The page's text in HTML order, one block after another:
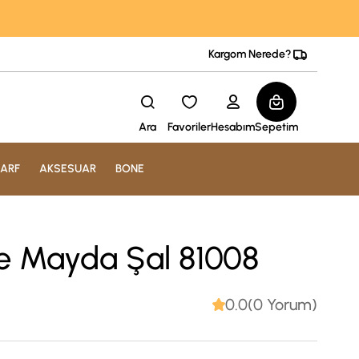
Kargom Nerede?
Ara FavorilerHesabımSepetim
AKSESUAR BONE
Mayda Şal 81008
0.0(0 Yorum)